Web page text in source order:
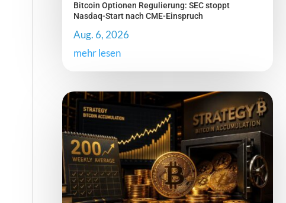
Bitcoin Optionen Regulierung: SEC stoppt
Nasdaq-Start nach CME-Einspruch
Aug. 6, 2026
mehr lesen